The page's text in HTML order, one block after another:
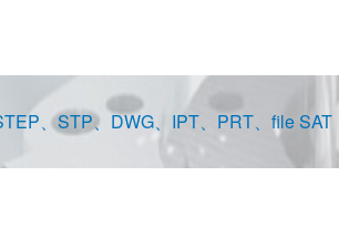
、STP、DWG、IPT、PRT、file SAT